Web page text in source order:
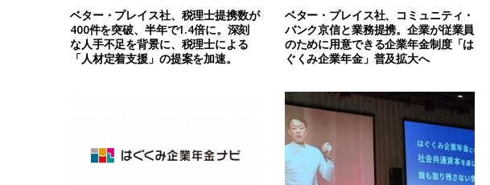
ベター・プレイス社、税理士提携数が
400件を突破、半年で1.4倍に。深刻
な人手不足を背景に、税理士による
「人材定着支援」の提案を加速。
ベター・プレイス社、コミュニティ・
バンク京信と業務提携。企業が従業員
のために用意できる企業年金制度「は
ぐくみ企業年金」普及拡大へ